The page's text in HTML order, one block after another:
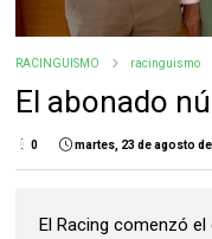
RACINGUISMO racinguismo
El abonado
0 martes, 23 de agosto
El Racing comenzó